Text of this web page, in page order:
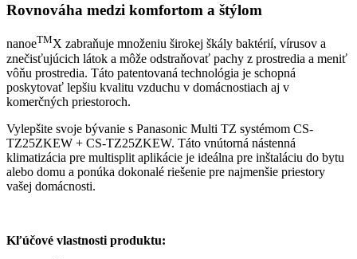
Rovnováha medzi komfortom a štýlom
nanoeTMX zabraňuje množeniu širokej škály baktérií, vírusov a
znečisťujúcich látok a môže odstraňovať pachy z prostredia a meniť
vôňu prostredia. Táto patentovaná technológia je schopná
poskytovať lepšiu kvalitu vzduchu v domácnostiach aj v
komerčných priestoroch.
Vylepšite svoje bývanie s Panasonic Multi TZ systémom CS-
TZ25ZKEW + CS-TZ25ZKEW. Táto vnútorná nástenná
klimatizácia pre multisplit aplikácie je ideálna pre inštaláciu do bytu
alebo domu a ponúka dokonalé riešenie pre najmenšie priestory
vašej domácnosti.
Kľúčové vlastnosti produktu: